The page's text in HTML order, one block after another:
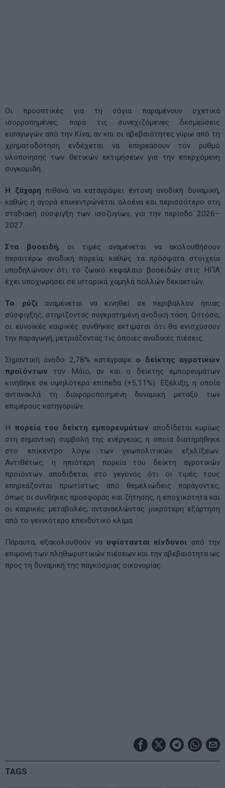
Οι προοπτικές για τη σόγια παραμένουν σχετικά
ισορροπημένες, παρά τις συνεχιζόμενες δεσμεύσεις
εισαγωγών από την Κίνα, αν και οι αβεβαιότητες γύρω από τη
χρηματοδότηση ενδέχεται να επηρεάσουν τον ρυθμό
υλοποίησης των θετικών εκτιμήσεων για την επερχόμενη
συγκομιδή.
Η ζάχαρη πιθανά να καταγράψει έντονη ανοδική δυναμική,
καθώς η αγορά επικεντρώνεται ολοένα και περισσότερο στη
σταδιακή σύσφιγξη των ισοζυγίων, για την περίοδο 2026–
2027.
Στα βοοειδή, οι τιμές αναμένεται να ακολουθήσουν
περαιτέρω ανοδική πορεία, καθώς τα πρόσφατα στοιχεία
υποδηλώνουν ότι το ζωικό κεφάλαιο βοοειδών στις ΗΠΑ
έχει υποχωρήσει σε ιστορικά χαμηλά πολλών δεκαετιών.
Το ρύζιαναμένεται να κινηθεί σε περιβάλλον ήπιας
σύσφιγξης, στηρίζοντας συγκρατημένη ανοδική τάση. Ωστόσο,
οι ευνοϊκές καιρικές συνθήκες εκτιμάται ότι θα ενισχύσουν
την παραγωγή, μετριάζοντας τις όποιες ανοδικές πιέσεις.
Σημαντική άνοδο 2,78% κατέγραψε ο δείκτης αγροτικών
προϊόντωντον Μάϊο, αν και ο δείκτης εμπορευμάτων
κινήθηκε σε υψηλότερα επίπεδα (+5,11%). Εξέλιξη, η οποία
αντανακλά τη διαφοροποιημένη δυναμική μεταξύ των
επιμέρους κατηγοριών.
Η πορεία του δείκτη εμπορευμάτων αποδίδεται κυρίως
στη σημαντική συμβολή της ενέργειας, η οποία διατηρήθηκε
στο επίκεντρο λόγω των γεωπολιτικών εξελίξεων.
Αντιθέτως, η ηπιότερη πορεία του δείκτη αγροτικών
προϊόντων αποδίδεται στο γεγονός ότι οι τιμές τους
επηρεάζονται πρωτίστως από θεμελιώδεις παράγοντες,
όπως οι συνθήκες προσφοράς και ζήτησης, η εποχικότητα και
οι καιρικές μεταβολές, αντανακλώντας μικρότερη εξάρτηση
από το γενικότερο επενδυτικό κλίμα.
Πάραυτα, εξακολουθούν να υφίστανται κίνδυνοι από την
επιμονή των πληθωριστικών πιέσεων και την αβεβαιότητα ως
προς τη δυναμική της παγκόσμιας οικονομίας.
TAGS